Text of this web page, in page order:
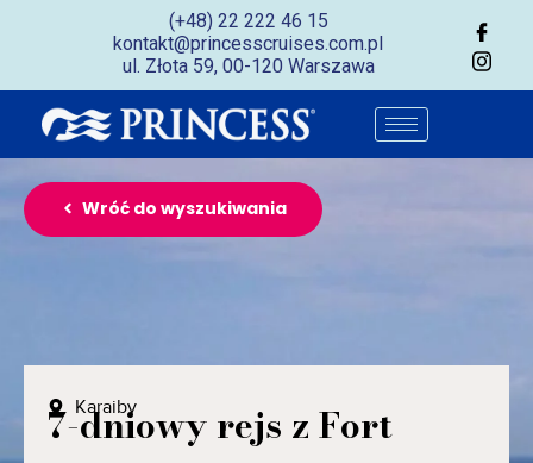
(+48) 22 222 46 15
kontakt@princesscruises.com.pl
ul. Złota 59, 00-120 Warszawa
Wróć do wyszukiwania
Karaiby
7-dniowy rejs z Fort